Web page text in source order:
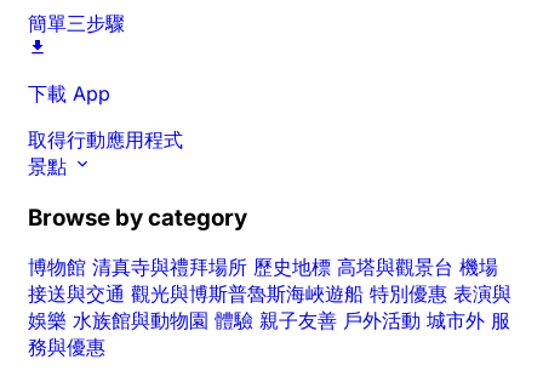
簡單三步驟
下載 App
取得行動應用程式
景點
Browse by category
博物館 清真寺與禮拜場所 歷史地標 高塔與觀景台 機場
接送與交通 觀光與博斯普魯斯海峽遊船 特別優惠 表演與
娛樂 水族館與動物園 體驗 親子友善 戶外活動 城市外 服
務與優惠